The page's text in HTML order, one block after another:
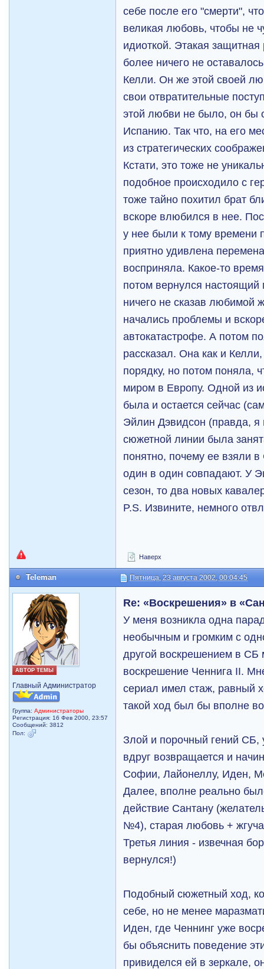
себе после его "смерти",
великая любовь, чтобы не
идиоткой. Этакая
более ничего не
Келли. Он же этой своей
свои отвратительные
этой любви не было, он бы
Испанию. Так что, на его
из стратегических
Кстати, это тоже не
подобное происходило с
тоже тайно похитил брат
вскоре влюбился в нее.
у нее были к тому
приятно удивлена
восприняла. Какое-то
потом вернулся
ничего не сказав любимой
начались проблемы и
автокатастрофе. А потом
рассказал. Она как и
порядку, но потом поняла,
миром в Европу. Одной из
была и остается сейчас
Эйлин Дэвидсон (правда, я
сюжетной линии была
понятно, почему ее взяли
один в один совпадают. У
сезон, то два новых
P.S. Извините, немного
Наверх
Teleman Пятница, 23 августа 2002, 00:04:45
АВТОР ТЕМЫ
Главный Администратор
Группа:Администраторы
Регистрация: 16 Фев 2000, 23:57
Сообщений: 3812
Пол:
Re: «Воскрешения» в
У меня возникла одна
необычным и громким с
другой воскрешением в СБ
воскрешение Ченнига II.
сериал имел стаж, равный
такой ход был бы вполне
Злой и порочный гений
вдруг возвращается и
Софии, Лайонеллу, Иден,
Далее, вполне реально
действие Сантану
№4), старая любовь +
Третья линия - извечная
вернулся!)
Подобный сюжетный ход,
себе, но не менее
Иден, где Ченнинг уже
бы объяснить поведение
привиделся ей в зеркале,